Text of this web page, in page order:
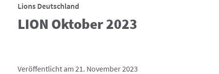
Lions Deutschland
LION Oktober 2023
Veröffentlicht am 21. November 2023